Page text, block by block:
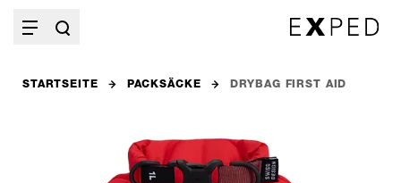
STARTSEITE PACKSÄCKE DRYBAG FIRST AID